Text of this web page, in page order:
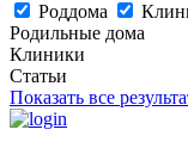
Роддома
Родильные дома
Клиники
Статьи
Показать все